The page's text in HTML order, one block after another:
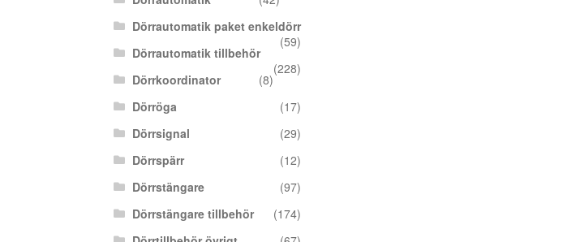
Dörrautomatik paket enkeldörr
(59)
Dörrautomatik tillbehör
(228)
Dörrkoordinator
(8)
Dörröga
(17)
Dörrsignal
(29)
Dörrspärr
(12)
Dörrstängare
(97)
Dörrstängare tillbehör
(174)